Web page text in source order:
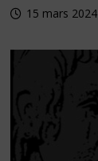
15 mars 2024